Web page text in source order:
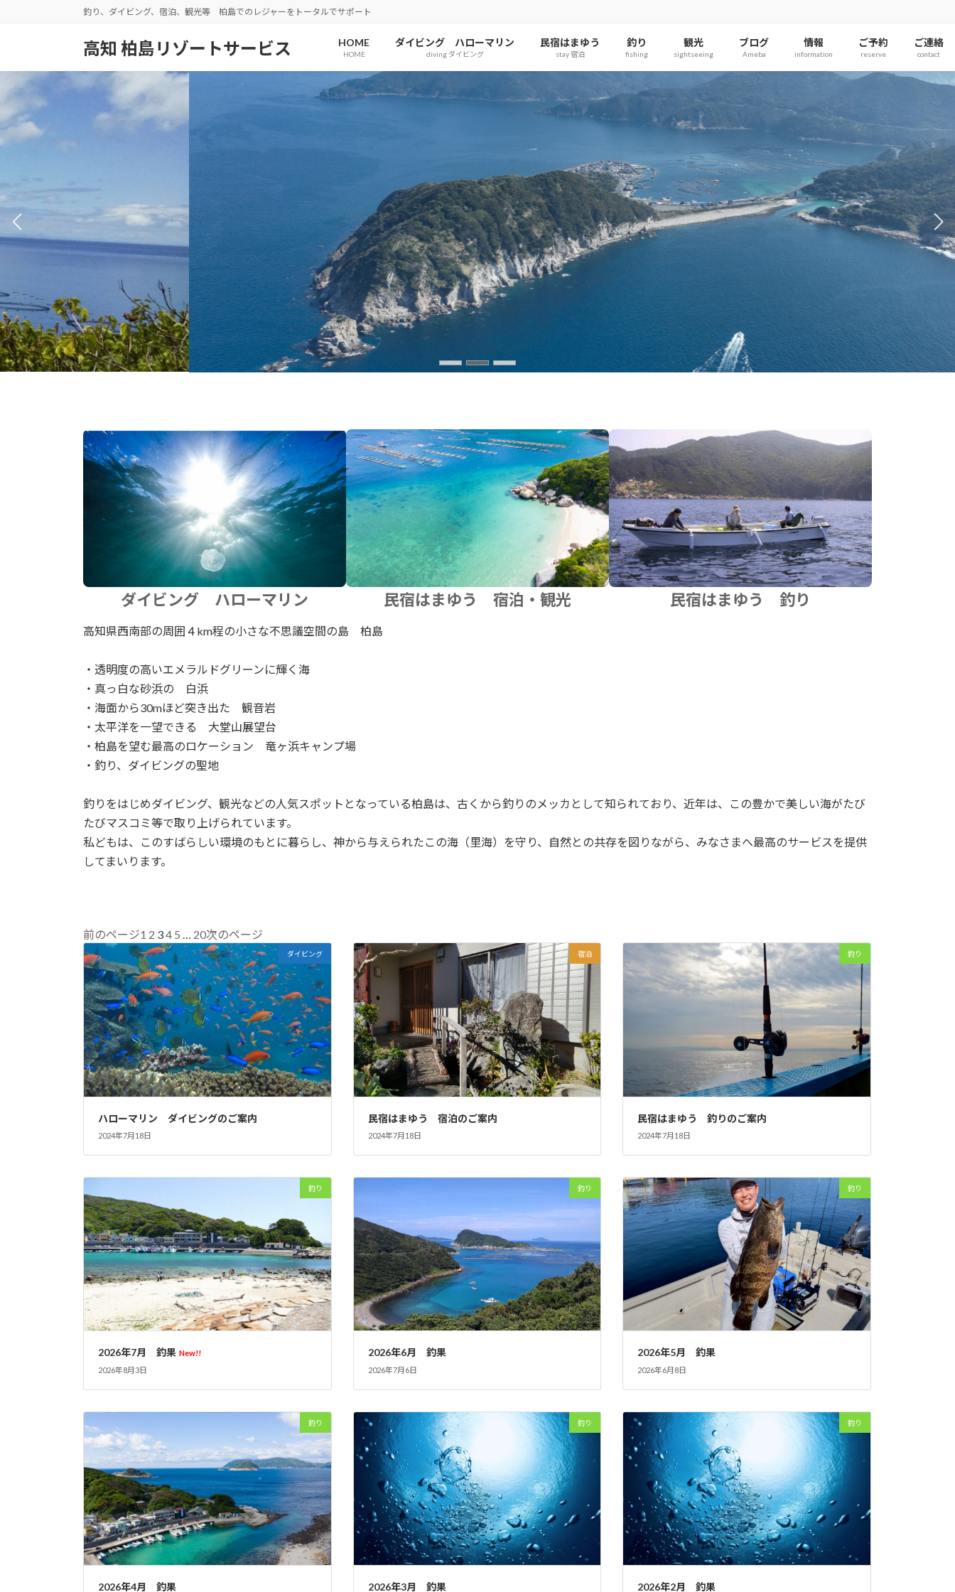
へ
キ
ッ
ョ
に
移
釣り、ダイビング、宿泊、観光等 柏島でのレジャーをトータルでサポート
高知 柏島リゾートサービス HOME
HOME
ダイビング ハローマリン
diving ダイビング
民宿はまゆう
stay 宿泊
釣り
fishing
観光
sightseeing
ブログ
Ameba
情報
information
ご予約
reserve
ご連絡
contact
ダイビング ハローマリン 民宿はまゆう 宿泊・観光 民宿はまゆう 釣り
高知県西南部の周囲４km程の小さな不思議空間の島 柏島
・透明度の高いエメラルドグリーンに輝く海
・真っ白な砂浜の 白浜
・海面から30mほど突き出た 観音岩
・太平洋を一望できる 大堂山展望台
・柏島を望む最高のロケーション 竜ヶ浜キャンプ場
・釣り、ダイビングの聖地
釣りをはじめダイビング、観光などの人気スポットとなっている柏島は、古くから釣りのメッカとして知られており、近年は、この豊かで美しい海がたび
たびマスコミ等で取り上げられています。
私どもは、このすばらしい環境のもとに暮らし、神から与えられたこの海（里海）を守り、自然との共存を図りながら、みなさまへ最高のサービスを提供
してまいります。
前のページ1 2 34 5 20次のページ
ダイビング
ハローマリン ダイビングのご案内
2024年7月18日
宿泊
民宿はまゆう 宿泊のご案内
2024年7月18日
釣り
民宿はまゆう 釣りのご案内
2024年7月18日
釣り
2026年7月 釣果 New!!
2026年8月3日
釣り
2026年6月 釣果
2026年7月6日
釣り
2026年5月 釣果
2026年6月8日
釣り
2026年4月 釣果
釣り
2026年3月 釣果
釣り
2026年2月 釣果